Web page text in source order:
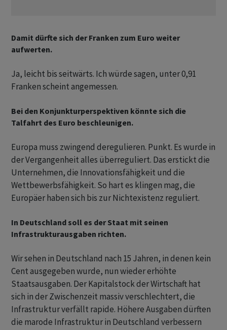
Damit dürfte sich der Franken zum Euro weiter
aufwerten.
Ja, leicht bis seitwärts. Ich würde sagen, unter 0,91
Franken scheint angemessen.
Bei den Konjunkturperspektiven könnte sich die
Talfahrt des Euro beschleunigen.
Europa muss zwingend deregulieren. Punkt. Es wurde in
der Vergangenheit alles überreguliert. Das erstickt die
Unternehmen, die Innovationsfähigkeit und die
Wettbewerbsfähigkeit. So hart es klingen mag, die
Europäer haben sich bis zur Nichtexistenz reguliert.
In Deutschland soll es der Staat mit seinen
Infrastrukturausgaben richten.
Wir sehen in Deutschland nach 15 Jahren, in denen kein
Cent ausgegeben wurde, nun wieder erhöhte
Staatsausgaben. Der Kapitalstock der Wirtschaft hat
sich in der Zwischenzeit massiv verschlechtert, die
Infrastruktur verfällt rapide. Höhere Ausgaben dürften
die marode Infrastruktur in Deutschland verbessern